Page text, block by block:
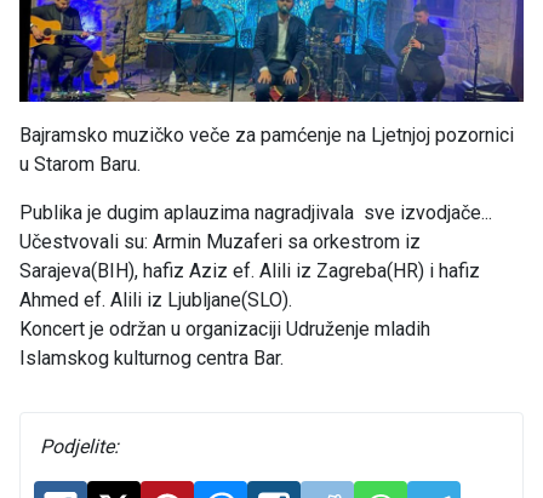
Bajramsko muzičko veče za pamćenje na Ljetnjoj pozornici
u Starom Baru.
Publika je dugim aplauzima nagradjivala sve izvodjače...
Učestvovali su: Armin Muzaferi sa orkestrom iz
Sarajeva(BIH), hafiz Aziz ef. Alili iz Zagreba(HR) i hafiz
Ahmed ef. Alili iz Ljubljane(SLO).
Koncert je održan u organizaciji Udruženje mladih
Islamskog kulturnog centra Bar.
Podjelite: